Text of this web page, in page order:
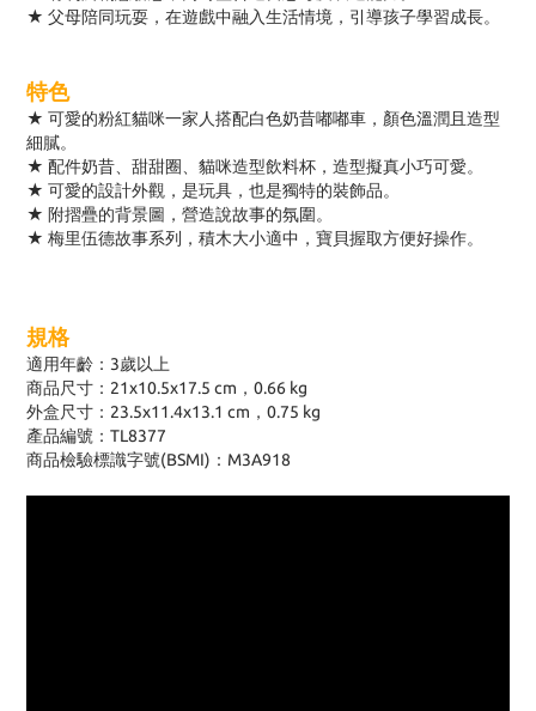
★ 父母陪同玩耍，在遊戲中融入生活情境，引導孩子學習成長。
特色
★ 可愛的粉紅貓咪一家人搭配白色奶昔嘟嘟車，顏色溫潤且造型
細膩。
★ 配件奶昔、甜甜圈、貓咪造型飲料杯，造型擬真小巧可愛。
★ 可愛的設計外觀，是玩具，也是獨特的裝飾品。
★ 附摺疊的背景圖，營造說故事的氛圍。
★ 梅里伍德故事系列，積木大小適中，寶貝握取方便好操作。
規格
適用年齡：3歲以上
商品尺寸：21x10.5x17.5 cm，0.66 kg
外盒尺寸：23.5x11.4x13.1 cm，0.75 kg
產品編號：TL8377
商品檢驗標識字號(BSMI)：M3A918